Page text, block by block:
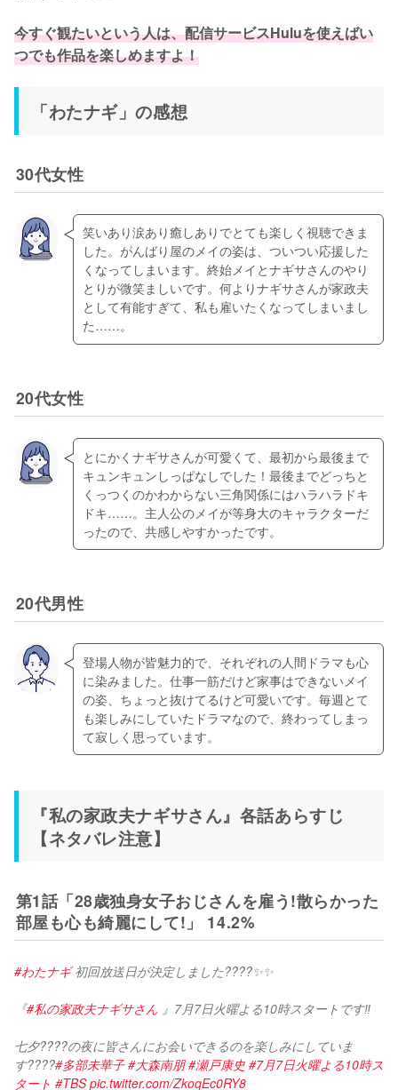
今すぐ観たいという人は、配信サービスHuluを使えばい
つでも作品を楽しめますよ！
「わたナギ」の感想
30代女性
笑いあり涙あり癒しありでとても楽しく視聴できま
した。がんばり屋のメイの姿は、ついつい応援した
くなってしまいます。終始メイとナギサさんのやり
とりが微笑ましいです。何よりナギサさんが家政夫
として有能すぎて、私も雇いたくなってしまいまし
20代女性
とにかくナギサさんが可愛くて、最初から最後まで
キュンキュンしっぱなしでした！最後までどっちと
くっつくのかわからない三角関係にはハラハラドキ
ドキ……。主人公のメイが等身大のキャラクターだ
20代男性
登場人物が皆魅力的で、それぞれの人間ドラマも心
に染みました。仕事一筋だけど家事はできないメイ
の姿、ちょっと抜けてるけど可愛いです。毎週とて
も楽しみにしていたドラマなので、終わってしまっ
『私の家政夫ナギサさん』各話あらすじ
【ネタバレ注意】
第1話「28歳独身女子おじさんを雇う!散らかった
部屋も心も綺麗にして!」 14.2%
#わたナギ 初回放送日が決定しました????✨✨
『#私の家政夫ナギサさん 』7月7日火曜よる10時スタートです‼️
七夕????の夜に皆さんにお会いできるのを楽しみにしていま
す????#多部未華子 #大森南朋 #瀬戸康史 #7月7日火曜よる10時ス
タート #TBS pic.twitter.com/ZkoqEc0RY8